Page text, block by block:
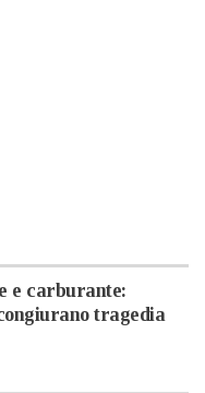
e carburante:
tragedia